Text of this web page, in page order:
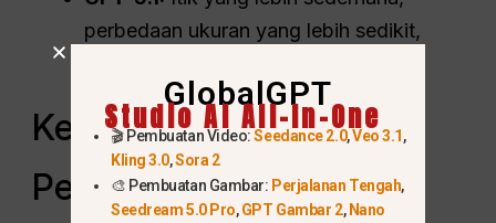
perbedaan ukuran yang lebih sedikit,
Kebaruannya
Pengetahuan: Claude
GlobalGPT
Studio AI All-In-One
🎬 Pembuatan Video:Seedance 2.0,Veo 3.1,
Kling 3.0,Sora 2
🎨 Pembuatan Gambar: Perjalanan Tengah,
Seedream 5.0 Pro,GPT Gambar 2, Nano